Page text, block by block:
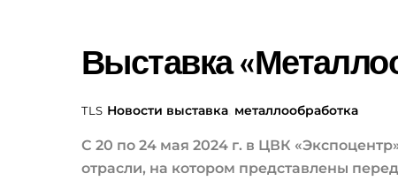
Выставка
TLS Новости выставка, металлообработка
С 20 по 24 мая 2024 г. в ЦВК
отрасли, на котором представлены